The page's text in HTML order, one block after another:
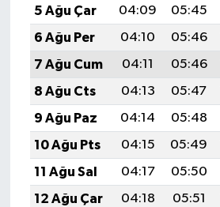
5 Ağu Çar
04:09 05:45
6 Ağu Per
04:10 05:46
7 Ağu Cum
04:11 05:46
8 Ağu Cts
04:13 05:47
9 Ağu Paz
04:14 05:48
10 Ağu Pts
04:15 05:49
11 Ağu Sal
04:17 05:50
12 Ağu Çar
04:18 05:51